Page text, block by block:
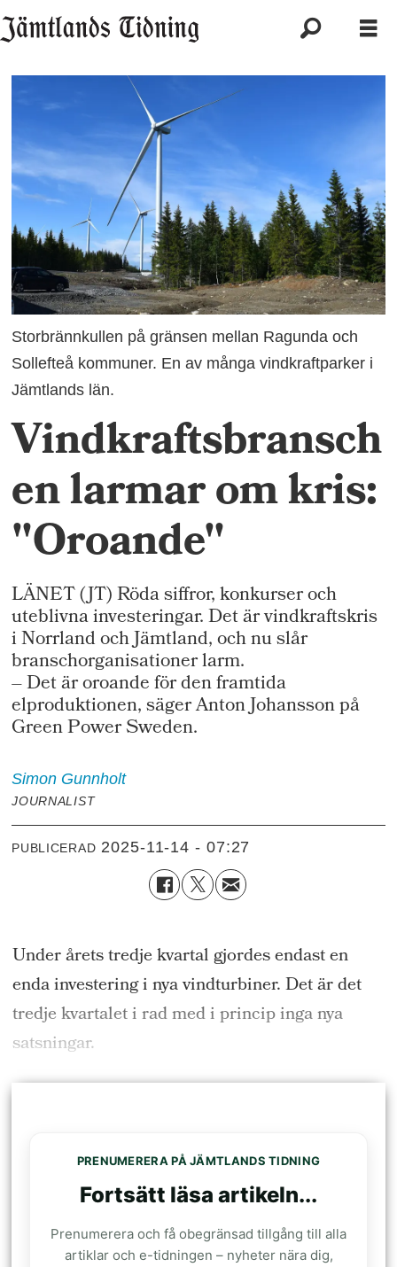
Storbrännkullen på gränsen mellan Ragunda och
Sollefteå kommuner. En av många vindkraftparker i
Jämtlands län.
Vindkraftsbransch
en larmar om kris:
"Oroande"
LÄNET (JT) Röda siffror, konkurser och
uteblivna investeringar. Det är vindkraftskris
i Norrland och Jämtland, och nu slår
branschorganisationer larm.
– Det är oroande för den framtida
elproduktionen, säger Anton Johansson på
Green Power Sweden.
Simon Gunnholt
JOURNALIST
PUBLICERAD 2025-11-14 - 07:27
Under årets tredje kvartal gjordes endast en
enda investering i nya vindturbiner. Det är det
tredje kvartalet i rad med i princip inga nya
satsningar.
PRENUMERERA PÅ JÄMTLANDS TIDNING
Fortsätt läsa artikeln...
Prenumerera och få obegränsad tillgång till alla
artiklar och e-tidningen – nyheter nära dig,